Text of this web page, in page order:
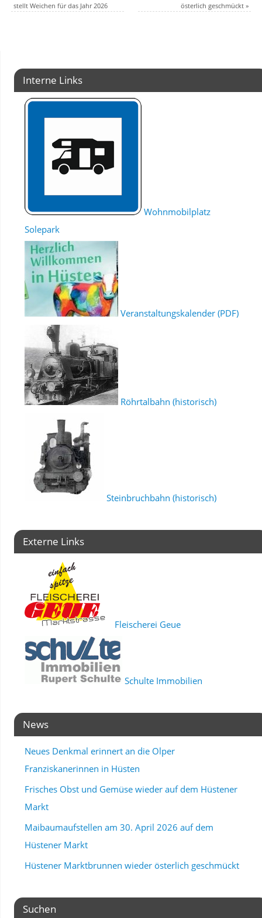
stellt Weichen für das Jahr 2026
österlich geschmückt»
Interne Links
Wohnmobilplatz
Solepark
Veranstaltungskalender (PDF)
Röhrtalbahn (historisch)
Steinbruchbahn (historisch)
Externe Links
Fleischerei Geue
Schulte Immobilien
News
Neues Denkmal erinnert an die Olper
Franziskanerinnen in Hüsten
Frisches Obst und Gemüse wieder auf dem Hüstener
Markt
Maibaumaufstellen am 30. April 2026 auf dem
Hüstener Markt
Hüstener Marktbrunnen wieder österlich geschmückt
Suchen